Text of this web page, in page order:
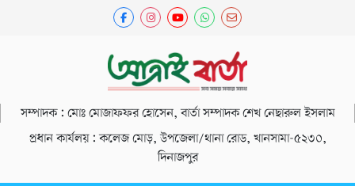
সম্পাদক : মোঃ মোজাফফর হোসেন, বার্তা সম্পাদক শেখ নেছারুল ইসলাম
প্রধান কার্যলয় : কলেজ মোড়, উপজেলা/থানা রোড, খানসামা-৫২৩০,
দিনাজপুর